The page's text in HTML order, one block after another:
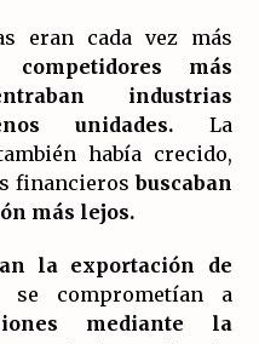
eran cada vez más
más
industrias
unidades. La
había crecido,
financierosbuscaban
más lejos.
la exportación de
comprometían a
mediante la